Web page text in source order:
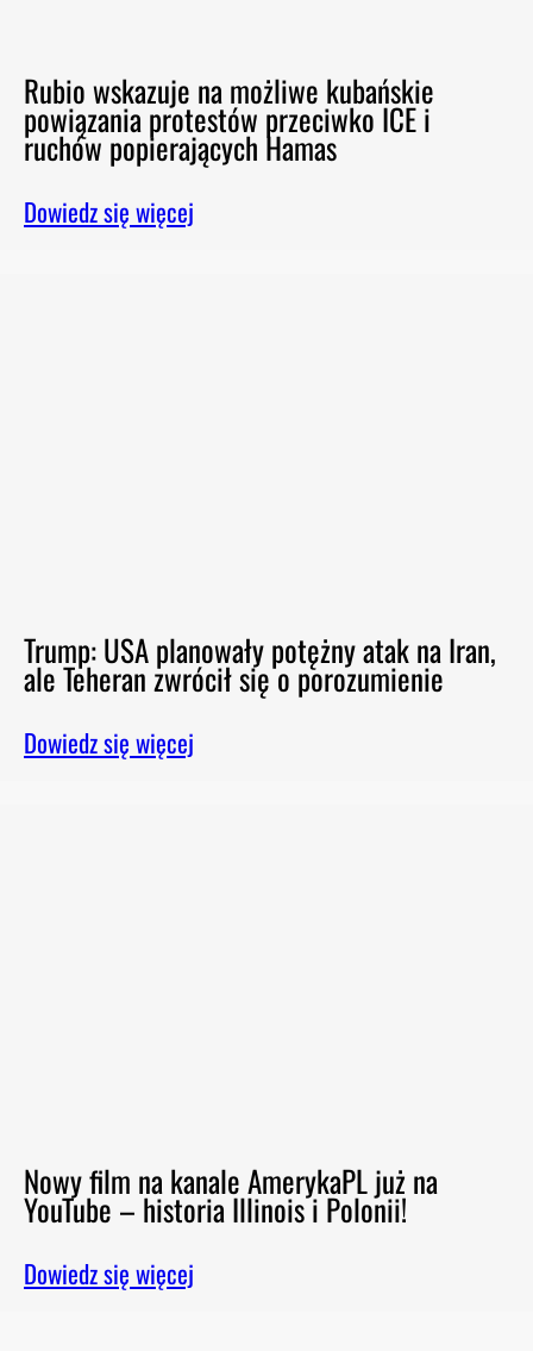
Rubio wskazuje na możliwe kubańskie
powiązania protestów przeciwko ICE i
ruchów popierających Hamas
Dowiedz się więcej
Trump: USA planowały potężny atak na Iran,
ale Teheran zwrócił się o porozumienie
Dowiedz się więcej
Nowy film na kanale AmerykaPL już na
YouTube – historia Illinois i Polonii!
Dowiedz się więcej